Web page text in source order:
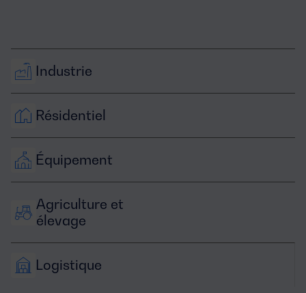
Industrie
Résidentiel
Équipement
Agriculture et
élevage
Logistique